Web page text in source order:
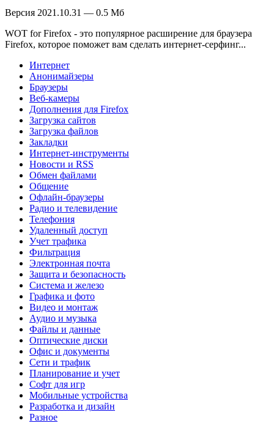
Версия 2021.10.31 — 0.5 Мб
WOT for Firefox - это популярное расширение для браузера
Firefox, которое поможет вам сделать интернет-серфинг...
Интернет
Анонимайзеры
Браузеры
Веб-камеры
Дополнения для Firefox
Загрузка сайтов
Загрузка файлов
Закладки
Интернет-инструменты
Новости и RSS
Обмен файлами
Общение
Офлайн-браузеры
Радио и телевидение
Телефония
Удаленный доступ
Учет трафика
Фильтрация
Электронная почта
Защита и безопасность
Система и железо
Графика и фото
Видео и монтаж
Аудио и музыка
Файлы и данные
Оптические диски
Офис и документы
Сети и трафик
Планирование и учет
Софт для игр
Мобильные устройства
Разработка и дизайн
Разное